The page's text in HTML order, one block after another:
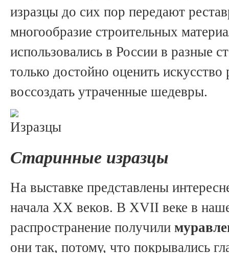
изразцы до сих пор передают
многообразие строительных
использовались в России в разные
только достойно оценить искусство
воссоздать утраченные шедевры.
Старинные изразцы
На выставке представлены
начала XX веков. В XVII веке в
распространение получили
они так, потому, что покрывались